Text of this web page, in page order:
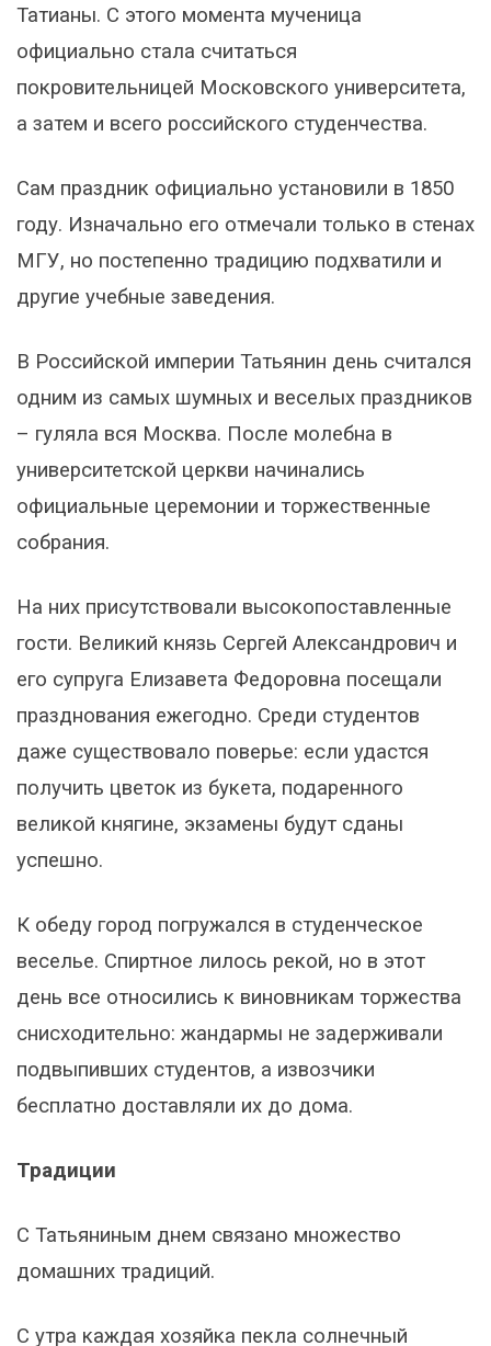
Татианы. С этого момента мученица
официально стала считаться
покровительницей Московского университета,
а затем и всего российского студенчества.
Сам праздник официально установили в 1850
году. Изначально его отмечали только в стенах
МГУ, но постепенно традицию подхватили и
другие учебные заведения.
В Российской империи Татьянин день считался
одним из самых шумных и веселых праздников
– гуляла вся Москва. После молебна в
университетской церкви начинались
официальные церемонии и торжественные
собрания.
На них присутствовали высокопоставленные
гости. Великий князь Сергей Александрович и
его супруга Елизавета Федоровна посещали
празднования ежегодно. Среди студентов
даже существовало поверье: если удастся
получить цветок из букета, подаренного
великой княгине, экзамены будут сданы
успешно.
К обеду город погружался в студенческое
веселье. Спиртное лилось рекой, но в этот
день все относились к виновникам торжества
снисходительно: жандармы не задерживали
подвыпивших студентов, а извозчики
бесплатно доставляли их до дома.
Традиции
С Татьяниным днем связано множество
домашних традиций.
С утра каждая хозяйка пекла солнечный